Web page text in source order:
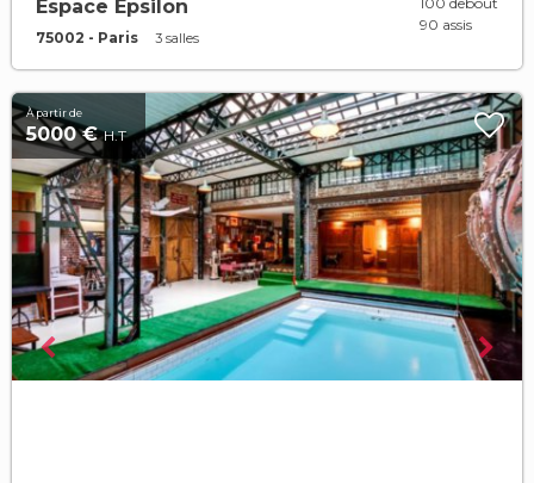
Espace Epsilon
75002 - Paris 3 salles
90 assis
À partir de
5000 €H.T